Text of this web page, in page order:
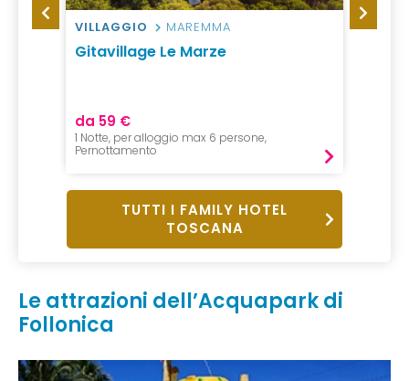
VILLAGGIO MAREMMA
Gitavillage Le Marze
da 59 €
1 Notte, per alloggio max 6 persone,
Pernottamento
TUTTI I FAMILY HOTEL
TOSCANA
Le attrazioni dell’Acquapark di
Follonica